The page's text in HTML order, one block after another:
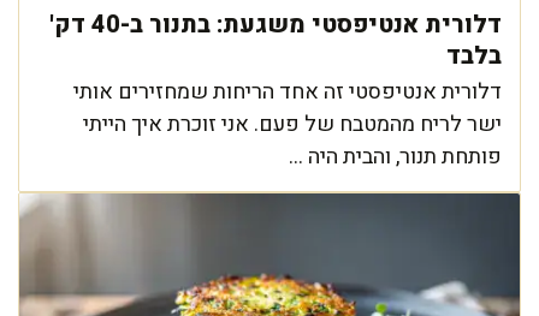
דלורית אנטיפסטי משגעת: בתנור ב-40 דק'
בלבד
דלורית אנטיפסטי זה אחד הריחות שמחזירים אותי
ישר לריח מהמטבח של פעם. אני זוכרת איך הייתי
פותחת תנור, והבית היה ...